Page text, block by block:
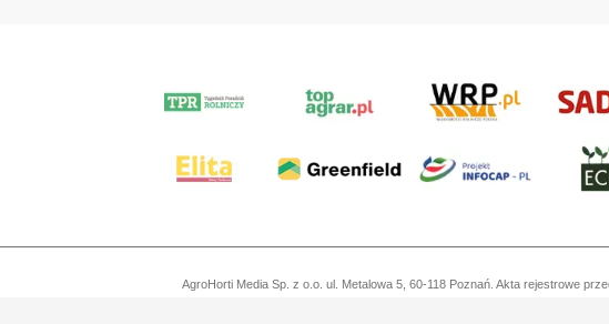
AgroHorti Media Sp. z o.o. ul. Metalowa 5, 60-118 Poznań. Akta rejestrowe